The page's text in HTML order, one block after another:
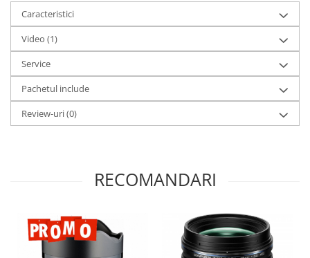
Caracteristici
Video (1)
Service
Pachetul include
Review-uri(0)
RECOMANDARI